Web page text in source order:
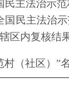
民主法治示
国民主法治
区内复核结
村（社区）”